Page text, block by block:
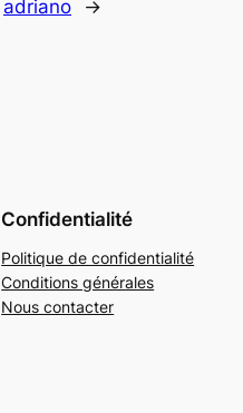
adriano
→
Confidentialité
Politique de confidentialité
Conditions générales
Nous contacter